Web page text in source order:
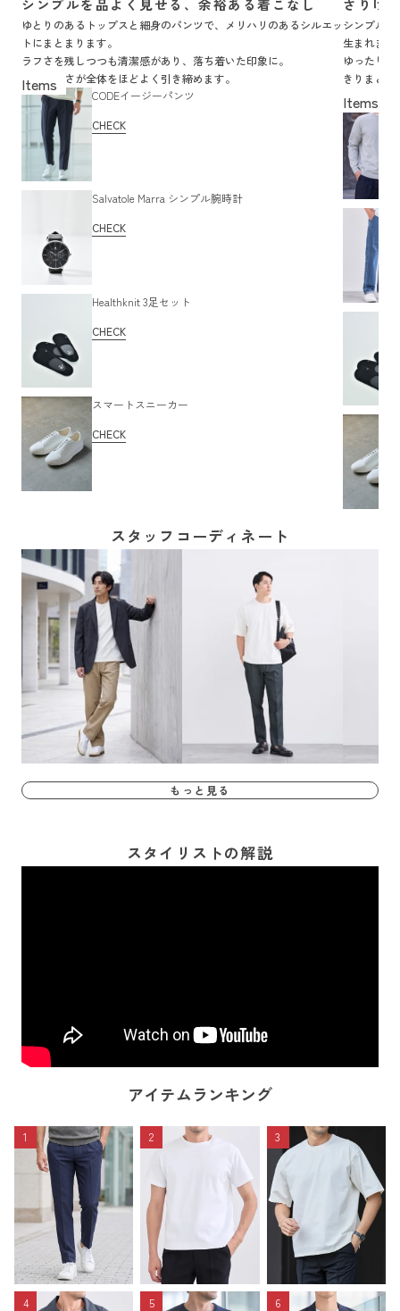
ゆとりのあるトップスと細身のパンツで、メリハリのあるシルエッ
トにまとまります。
ラフさを残しつつも清潔感があり、落ち着いた印象に。
足元の軽さが全体をほどよく引き締めます。
CODEイージーパンツ
CHECK
Salvatole Marra シンプル腕時計
CHECK
Healthknit 3足セット
CHECK
スマートスニーカー
CHECK
シンプル
生まれます
ゆったり
きりまと
気負わず
スタッフコーディネート
もっと見る
スタイリストの解説
アイテムランキング
1 2 3
4 5 6